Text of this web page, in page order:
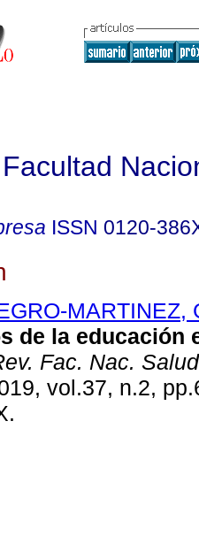
ISSN 0120-
MARTINEZ,
de la educación
Fac. Nac.
vol.37, n.2,